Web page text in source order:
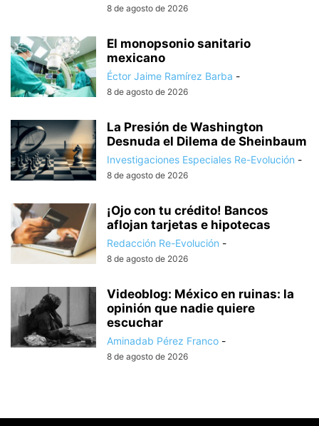
8 de agosto de 2026
El monopsonio sanitario
mexicano
Éctor Jaime Ramírez Barba -
8 de agosto de 2026
La Presión de Washington
Desnuda el Dilema de Sheinbaum
Investigaciones Especiales Re-Evolución -
8 de agosto de 2026
¡Ojo con tu crédito! Bancos
aflojan tarjetas e hipotecas
Redacción Re-Evolución -
8 de agosto de 2026
Videoblog: México en ruinas: la
opinión que nadie quiere
escuchar
Aminadab Pérez Franco -
8 de agosto de 2026